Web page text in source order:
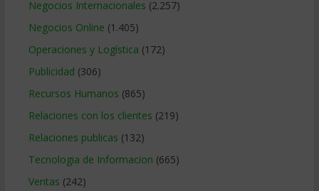
Negocios Internacionales (2.257)
Negocios Online (1.405)
Operaciones y Logística (172)
Publicidad (306)
Recursos Humanos (865)
Relaciones con los clientes (219)
Relaciones publicas (132)
Tecnologia de Informacion (665)
Ventas (242)